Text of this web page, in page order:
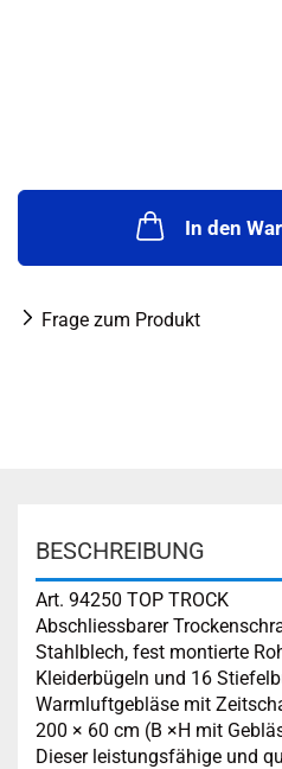
In den
Frage zum Produkt
BESCHREIBUNG
Art. 94250 TOP TROCK
Abschliessbarer
Stahlblech, fest montierte
Kleiderbügeln und 16
Warmluftgebläse mit
200 × 60 cm (B ×H mit
Dieser leistungsfähige und